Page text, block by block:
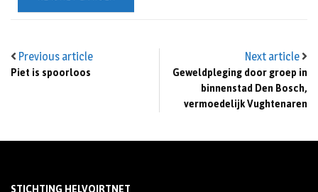
Previous article
Piet is spoorloos
Next article
Geweldpleging door groep in
binnenstad Den Bosch,
vermoedelijk Vughtenaren